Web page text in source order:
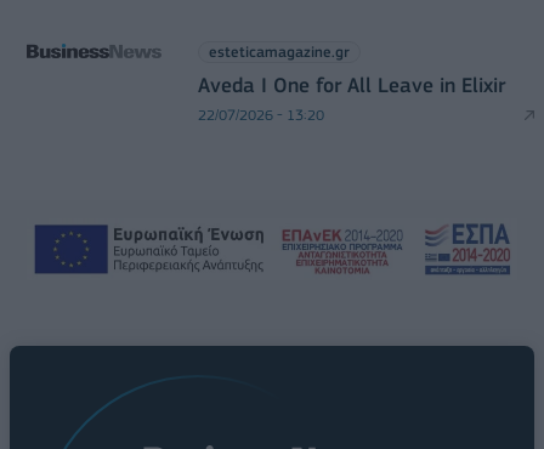
esteticamagazine.gr
Aveda I One for All Leave in Elixir
22/07/2026 - 13:20